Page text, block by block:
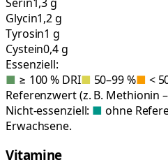
Glycin1,2 g
Tyrosin1 g
Cystein0,4 g
Essenziell:
■ ≥ 100 % DRI■ 50–99 %■ <
Referenzwert (z. B. Methionin
Nicht-essenziell: ■ ohne
Erwachsene.
Vitamine